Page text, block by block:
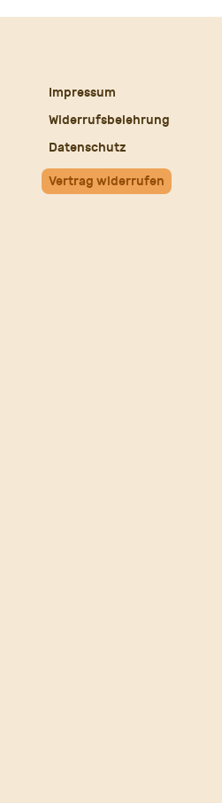
Impressum
Widerrufsbelehrung
Datenschutz
Vertrag widerrufen